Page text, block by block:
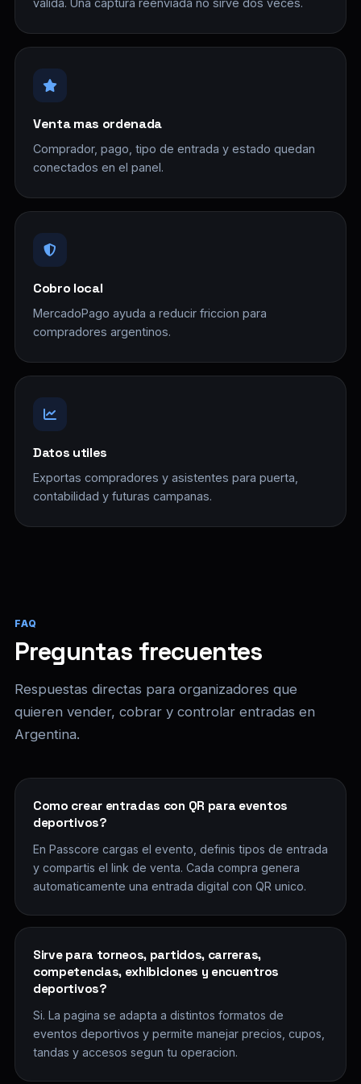
valida. Una captura reenviada no sirve dos veces.
Venta mas ordenada
Comprador, pago, tipo de entrada y estado quedan
conectados en el panel.
Cobro local
MercadoPago ayuda a reducir friccion para
compradores argentinos.
Datos utiles
Exportas compradores y asistentes para puerta,
contabilidad y futuras campanas.
FAQ
Preguntas frecuentes
Respuestas directas para organizadores que
quieren vender, cobrar y controlar entradas en
Argentina.
Como crear entradas con QR para eventos
deportivos?
En Passcore cargas el evento, definis tipos de entrada
y compartis el link de venta. Cada compra genera
automaticamente una entrada digital con QR unico.
Sirve para torneos, partidos, carreras,
competencias, exhibiciones y encuentros
deportivos?
Si. La pagina se adapta a distintos formatos de
eventos deportivos y permite manejar precios, cupos,
tandas y accesos segun tu operacion.